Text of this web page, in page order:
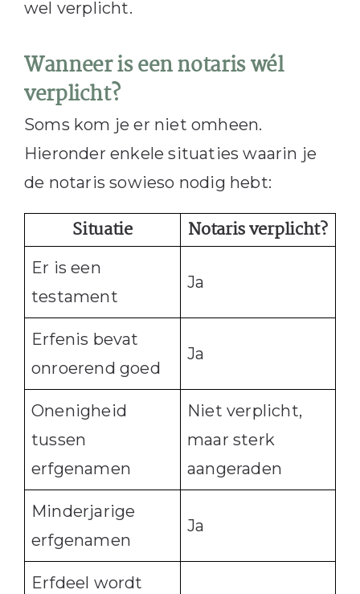
wel verplicht.
Wanneer is een notaris wél
verplicht?
Soms kom je er niet omheen.
Hieronder enkele situaties waarin je
de notaris sowieso nodig hebt:
Situatie Notaris verplicht?
Er is een
testament
Ja
Erfenis bevat
onroerend goed
Ja
Onenigheid
tussen
erfgenamen
Niet verplicht,
maar sterk
aangeraden
Minderjarige
erfgenamen
Ja
Erfdeel wordt